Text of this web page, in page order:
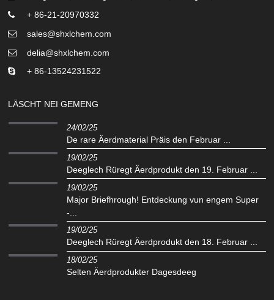
+ 86-21-20970332
sales@shxlchem.com
delia@shxlchem.com
+ 86-13524231522
LÄSCHT NEI GEMENG
24/02/25
De rare Äerdmaterial Präis den Februar ...
19/02/25
Deeglech Rüregt Äerdprodukt den 19. Februar ...
19/02/25
Major Briefhrough! Entdeckung vun engem Super
-...
19/02/25
Deeglech Rüregt Äerdprodukt den 18. Februar ...
18/02/25
Selten Äerdprodukter Dagesdeeg